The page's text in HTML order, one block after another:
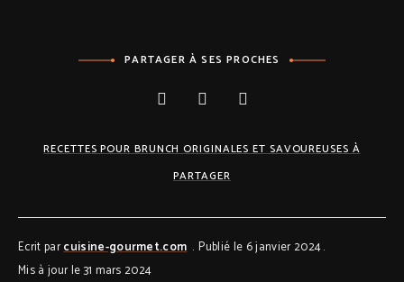
PARTAGER À SES PROCHES
RECETTES POUR BRUNCH ORIGINALES ET SAVOUREUSES À
PARTAGER
Ecrit parcuisine-gourmet.com
Publié le 6 janvier 2024
Mis à jour le 31 mars 2024